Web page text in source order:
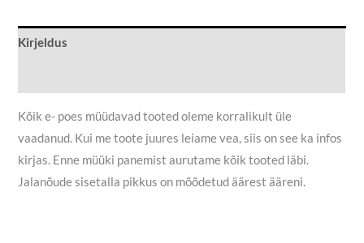
Kirjeldus
Kõik e- poes müüdavad tooted oleme korralikult üle
vaadanud. Kui me toote juures leiame vea, siis on see ka infos
kirjas. Enne müüki panemist aurutame kõik tooted läbi.
Jalanõude sisetalla pikkus on mõõdetud äärest ääreni.